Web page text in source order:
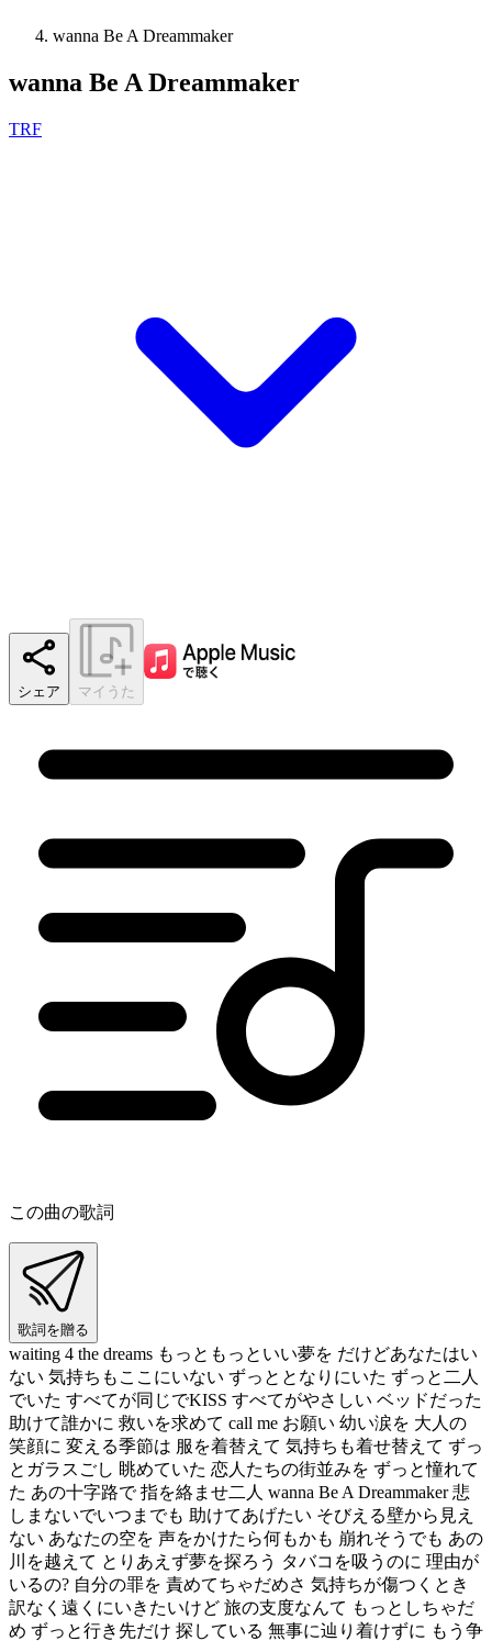
wanna Be A Dreammaker
wanna Be A Dreammaker
TRF
シェア マイうた
この曲の歌詞
歌詞を贈る
waiting 4 the dreams もっともっといい夢を だけどあなたはい
ない 気持ちもここにいない ずっととなりにいた ずっと二人
でいた すべてが同じでKISS すべてがやさしい ベッドだった
助けて誰かに 救いを求めて call me お願い 幼い涙を 大人の
笑顔に 変える季節は 服を着替えて 気持ちも着せ替えて ずっ
とガラスごし 眺めていた 恋人たちの街並みを ずっと憧れて
た あの十字路で 指を絡ませ二人 wanna Be A Dreammaker 悲
しまないでいつまでも 助けてあげたい そびえる壁から見え
ない あなたの空を 声をかけたら何もかも 崩れそうでも あの
川を越えて とりあえず夢を探ろう タバコを吸うのに 理由が
いるの? 自分の罪を 責めてちゃだめさ 気持ちが傷つくとき
訳なく遠くにいきたいけど 旅の支度なんて もっとしちゃだ
め ずっと行き先だけ 探している 無事に辿り着けずに もう争